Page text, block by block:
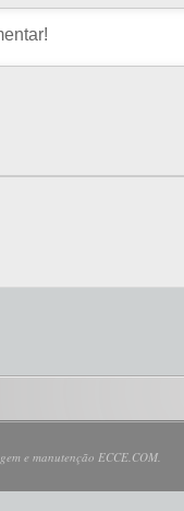
e manutenção ECCE.COM.